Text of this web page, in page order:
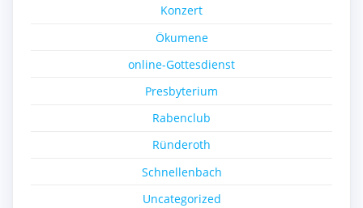
Konzert
Ökumene
online-Gottesdienst
Presbyterium
Rabenclub
Ründeroth
Schnellenbach
Uncategorized